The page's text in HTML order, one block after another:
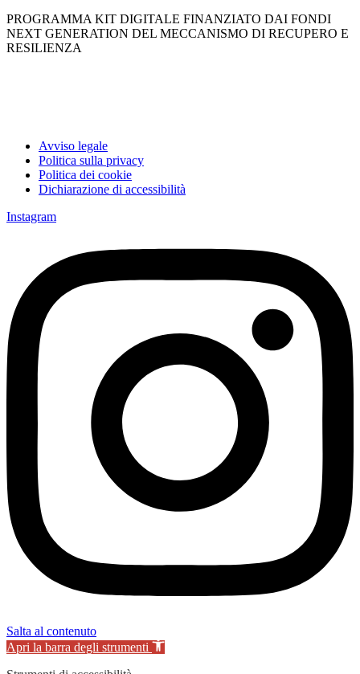
PROGRAMMA KIT DIGITALE FINANZIATO DAI FONDI
NEXT GENERATION DEL MECCANISMO DI RECUPERO E
RESILIENZA
Avviso legale
Politica sulla privacy
Politica dei cookie
Dichiarazione di accessibilità
Instagram
Salta al contenuto
Apri la barra degli strumenti